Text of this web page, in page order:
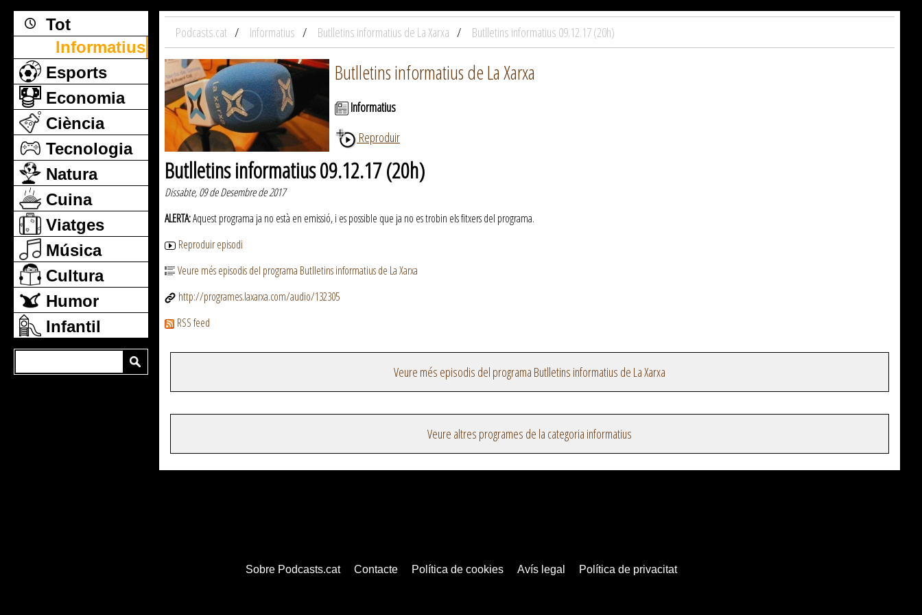
Tot
Informatius
Esports
Economia
Ciència
Tecnologia
Natura
Cuina
Viatges
Música
Cultura
Humor
Infantil
Podcasts.cat Informatius Butlletins informatius de La Xarxa Butlletins informatius 09.12.17 (20h)
Butlletins informatius de La Xarxa
Informatius
Reproduir
Butlletins informatius 09.12.17 (20h)
Dissabte, 09 de Desembre de 2017
ALERTA:Aquest programa ja no està en emissió, i es possible que ja no es trobin els fitxers del programa.
Reproduir episodi
Veure més episodis del programa Butlletins informatius de La Xarxa
http://programes.laxarxa.com/audio/132305
RSS feed
Veure més episodis del programa Butlletins informatius de La Xarxa
Veure altres programes de la categoria informatius
Sobre Podcasts.cat Contacte Política de cookies Avís legal Política de privacitat